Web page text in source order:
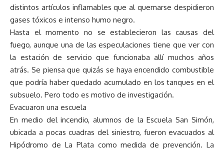
distintos artículos inflamables que al quemarse despidieron
gases tóxicos e intenso humo negro.
Hasta el momento no se establecieron las causas del
fuego, aunque una de las especulaciones tiene que ver con
la estación de servicio que funcionaba allí muchos años
atrás. Se piensa que quizás se haya encendido combustible
que podría haber quedado acumulado en los tanques en el
subsuelo. Pero todo es motivo de investigación.
Evacuaron una escuela
En medio del incendio, alumnos de la Escuela San Simón,
ubicada a pocas cuadras del siniestro, fueron evacuados al
Hipódromo de La Plata como medida de prevención. La